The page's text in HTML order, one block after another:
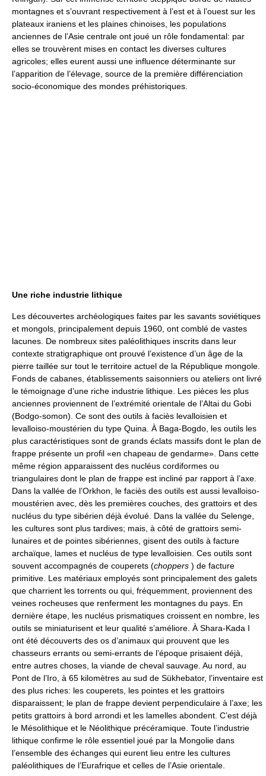
montagnes et s’ouvrant respectivement à l’est et à l’ouest sur les
plateaux iraniens et les plaines chinoises, les populations
anciennes de l’Asie centrale ont joué un rôle fondamental: par
elles se trouvèrent mises en contact les diverses cultures
agricoles; elles eurent aussi une influence déterminante sur
l’apparition de l’élevage, source de la première différenciation
socio-économique des mondes préhistoriques.
Une riche industrie lithique
Les découvertes archéologiques faites par les savants soviétiques
et mongols, principalement depuis 1960, ont comblé de vastes
lacunes. De nombreux sites paléolithiques inscrits dans leur
contexte stratigraphique ont prouvé l’existence d’un âge de la
pierre taillée sur tout le territoire actuel de la République mongole.
Fonds de cabanes, établissements saisonniers ou ateliers ont livré
le témoignage d’une riche industrie lithique. Les pièces les plus
anciennes proviennent de l’extrémité orientale de l’Altai du Gobi
(Bodgo-somon). Ce sont des outils à faciès levalloisien et
levalloiso-moustérien du type Quina. À Baga-Bogdo, les outils les
plus caractéristiques sont de grands éclats massifs dont le plan de
frappe présente un profil «en chapeau de gendarme». Dans cette
même région apparaissent des nucléus cordiformes ou
triangulaires dont le plan de frappe est incliné par rapport à l’axe.
Dans la vallée de l’Orkhon, le faciès des outils est aussi levalloiso-
moustérien avec, dès les premières couches, des grattoirs et des
nucléus du type sibérien déjà évolué. Dans la vallée du Selenge,
les cultures sont plus tardives; mais, à côté de grattoirs semi-
lunaires et de pointes sibériennes, gisent des outils à facture
archaïque, lames et nucléus de type levalloisien. Ces outils sont
souvent accompagnés de couperets (choppers ) de facture
primitive. Les matériaux employés sont principalement des galets
que charrient les torrents ou qui, fréquemment, proviennent des
veines rocheuses que renferment les montagnes du pays. En
dernière étape, les nucléus prismatiques croissent en nombre, les
outils se miniaturisent et leur qualité s’améliore. À Shara-Kada I
ont été découverts des os d’animaux qui prouvent que les
chasseurs errants ou semi-errants de l’époque prisaient déjà,
entre autres choses, la viande de cheval sauvage. Au nord, au
Pont de l’Iro, à 65 kilomètres au sud de Sükhebator, l’inventaire est
des plus riches: les couperets, les pointes et les grattoirs
disparaissent; le plan de frappe devient perpendiculaire à l’axe; les
petits grattoirs à bord arrondi et les lamelles abondent. C’est déjà
le Mésolithique et le Néolithique précéramique. Toute l’industrie
lithique confirme le rôle essentiel joué par la Mongolie dans
l’ensemble des échanges qui eurent lieu entre les cultures
paléolithiques de l’Eurafrique et celles de l’Asie orientale.